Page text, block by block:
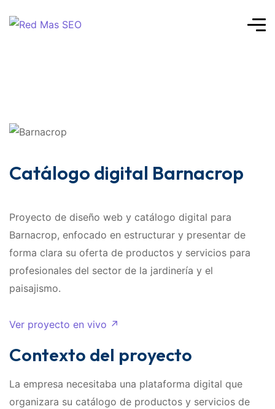
Catálogo digital Barnacrop
Proyecto de diseño web y catálogo digital para
Barnacrop, enfocado en estructurar y presentar de
forma clara su oferta de productos y servicios para
profesionales del sector de la jardinería y el
paisajismo.
Ver proyecto en vivo ↗
Contexto del proyecto
La empresa necesitaba una plataforma digital que
organizara su catálogo de productos y servicios de